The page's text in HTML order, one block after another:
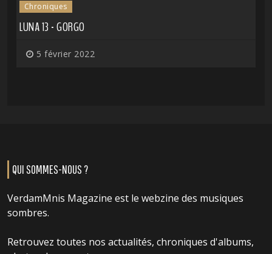
Chroniques
LUNA 13 - GORGO
5 février 2022
QUI SOMMES-NOUS ?
VerdamMnis Magazine est le webzine des musiques
sombres.
Retrouvez toutes nos actualités, chroniques d'albums,